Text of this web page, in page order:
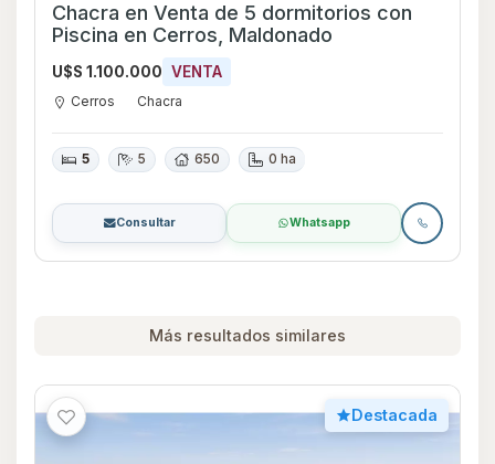
Chacra en Venta de 5 dormitorios con
Piscina en Cerros, Maldonado
U$S 1.100.000 VENTA
Cerros Chacra
5 5 650 0 ha
Consultar Whatsapp
Más resultados similares
Destacada